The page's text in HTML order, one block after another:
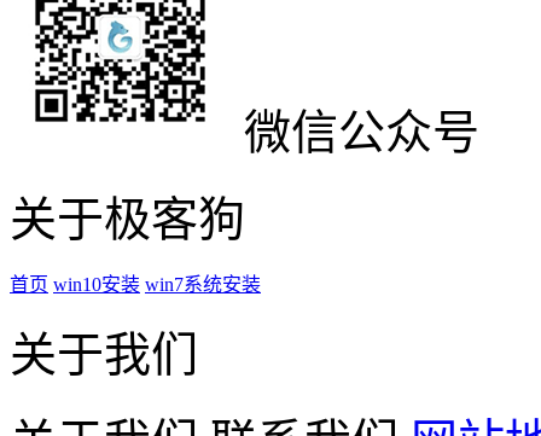
微信公众号
关于极客狗
首页 win10安装 win7系统安装
关于我们